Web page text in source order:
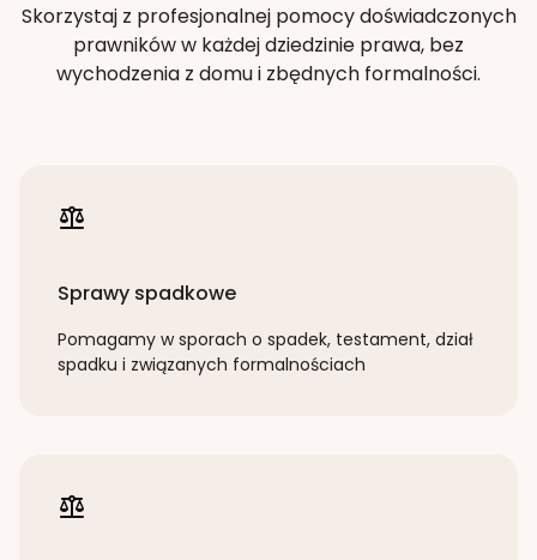
Skorzystaj z profesjonalnej pomocy doświadczonych
prawników w każdej dziedzinie prawa, bez
wychodzenia z domu i zbędnych formalności.
Sprawy spadkowe
Pomagamy w sporach o spadek, testament, dział
spadku i związanych formalnościach